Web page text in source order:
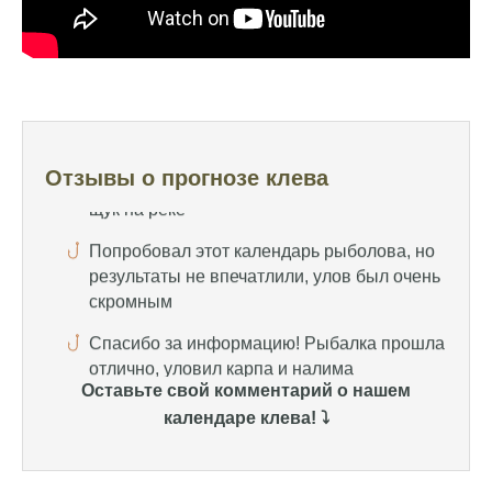
Отзывы о прогнозе клева
щуку весом 5 кг
скромным
отлично, уловил карпа и налима
Уже второй раз пользуюсь этим прогнозом,
Сегодня благодаря прогнозу клева удалось
поймать крупного щуку, удивлен, но это
действительно работает
Оставьте свой комментарий о нашем
календаре клева! ⤵️